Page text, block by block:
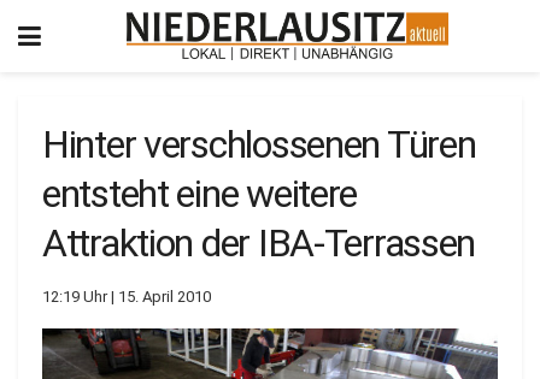
Hinter verschlossenen Türen
entsteht eine weitere
Attraktion der IBA-Terrassen
12:19 Uhr | 15. April 2010